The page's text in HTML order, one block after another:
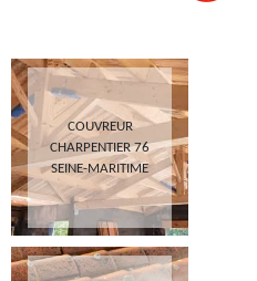
COUVREUR
CHARPENTIER 76
SEINE-MARITIME